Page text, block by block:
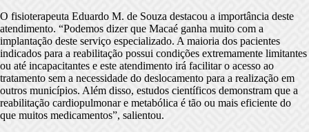
O fisioterapeuta Eduardo M. de Souza destacou a importância deste
atendimento. “Podemos dizer que Macaé ganha muito com a
implantação deste serviço especializado. A maioria dos pacientes
indicados para a reabilitação possui condições extremamente limitantes
ou até incapacitantes e este atendimento irá facilitar o acesso ao
tratamento sem a necessidade do deslocamento para a realização em
outros municípios. Além disso, estudos científicos demonstram que a
reabilitação cardiopulmonar e metabólica é tão ou mais eficiente do
que muitos medicamentos”, salientou.